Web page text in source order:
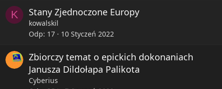
K Stany Zjednoczone Europy
kowalskil
Odp 17 10 Styczeń 2022
Zbiorczy temat o epickich dokonaniach
Janusza Dildołapa Palikota
Cyberius